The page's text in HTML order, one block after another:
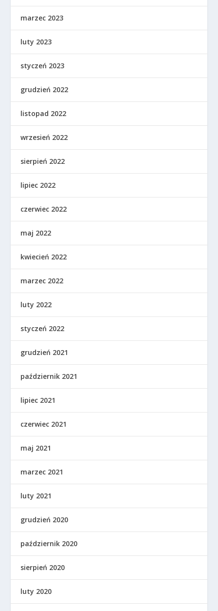
marzec 2023
luty 2023
styczeń 2023
grudzień 2022
listopad 2022
wrzesień 2022
sierpień 2022
lipiec 2022
czerwiec 2022
maj 2022
kwiecień 2022
marzec 2022
luty 2022
styczeń 2022
grudzień 2021
październik 2021
lipiec 2021
czerwiec 2021
maj 2021
marzec 2021
luty 2021
grudzień 2020
październik 2020
sierpień 2020
luty 2020